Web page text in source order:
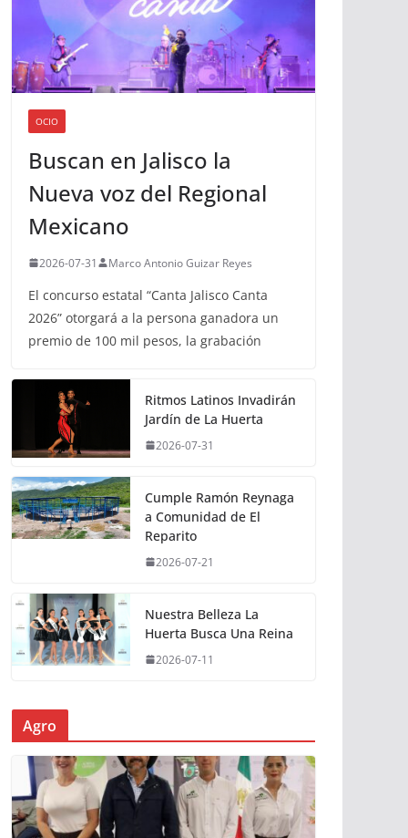
OCIO
Buscan en Jalisco la
Nueva voz del Regional
Mexicano
2026-07-31 Marco Antonio Guizar Reyes
El concurso estatal “Canta Jalisco Canta
2026” otorgará a la persona ganadora un
premio de 100 mil pesos, la grabación
Ritmos Latinos Invadirán
Jardín de La Huerta
2026-07-31
Cumple Ramón Reynaga
a Comunidad de El
Reparito
2026-07-21
Nuestra Belleza La
Huerta Busca Una Reina
2026-07-11
Agro